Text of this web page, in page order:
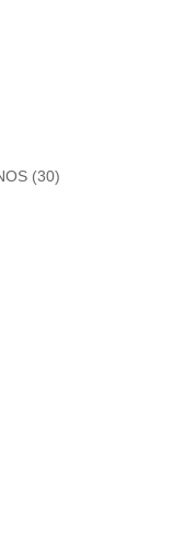
(30)